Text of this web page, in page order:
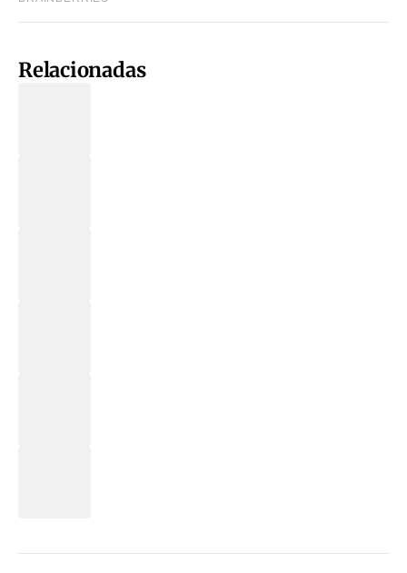
Relacionadas